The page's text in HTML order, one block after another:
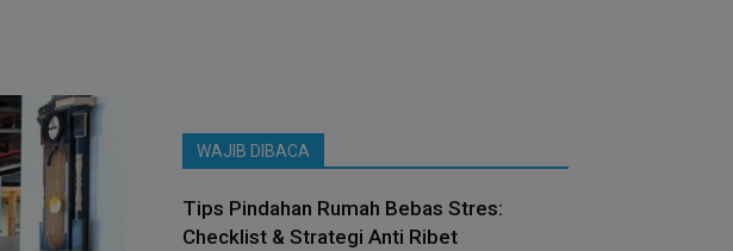
WAJIB DIBACA
Tips Pindahan Rumah Bebas Stres:
Checklist & Strategi Anti Ribet